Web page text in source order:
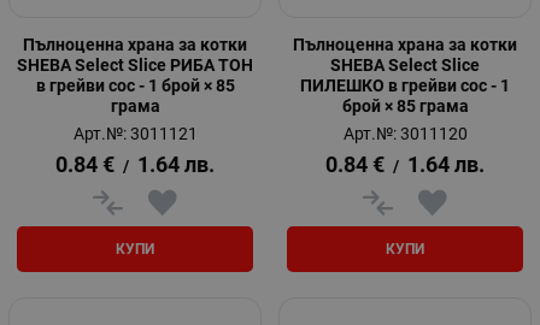
Пълноценна храна за котки
SHEBA Select Slice РИБА ТОН
в грейви сос - 1 брой × 85
грама
Арт.№: 3011121
0.84 € / 1.64 лв.
КУПИ
Пълноценна храна за котки
SHEBA Select Slice
ПИЛЕШКО в грейви сос - 1
брой × 85 грама
Арт.№: 3011120
0.84 € / 1.64 лв.
КУПИ